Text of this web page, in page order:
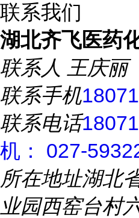
联系我们
湖北齐飞医药
联系人 王庆丽
联系手机
联系电话
机： 027-
所在地址湖北
业园西窑台村